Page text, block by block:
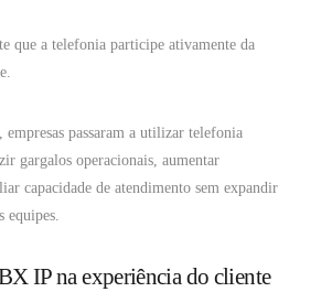
que a telefonia participe ativamente da
passaram a utilizar telefonia
gargalos operacionais, aumentar
capacidade de atendimento sem expandir
equipes.
IP na experiência do cliente